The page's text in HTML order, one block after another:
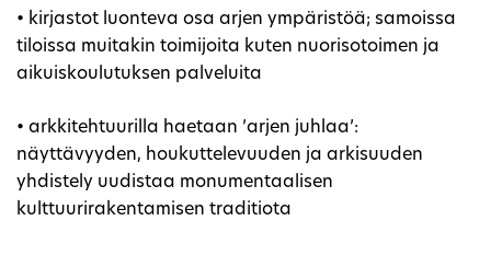
• kirjastot luonteva osa arjen ympäristöä; samoissa
tiloissa muitakin toimijoita kuten nuorisotoimen ja
aikuiskoulutuksen palveluita
• arkkitehtuurilla haetaan ’arjen juhlaa’:
näyttävyyden, houkuttelevuuden ja arkisuuden
yhdistely uudistaa monumentaalisen
kulttuurirakentamisen traditiota